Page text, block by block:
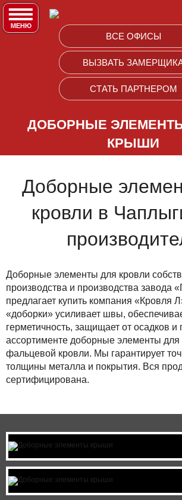
МЕНЮ
ПРОДУКЦИЯ
ПРОФЛИСТ ФИГУРНЫЙ
МЕТАЛЛОЧЕРЕПИЦА
САЙДИНГ ВИНИЛОВЫЙ
ФИБРОЦЕМЕНТНЫЙ САЙДИНГ
СЭНДВИЧ ПАНЕЛИ
ДОБОРНЫЕ ЭЛЕМЕНТЫ
ЕВРОШТАКЕТНИК
ПАНЕЛЬНЫЕ ОГРАЖДЕНИЯ
ФАЛЬЦЕВАЯ КРОВЛЯ
КОМПОЗИТНАЯ ЧЕРЕПИЦА
КОМПЛЕКТУЮЩИЕ ДЛЯ КРОВЛИ
ПОСТАВКИ В ГОРОДА РФ
МОНТАЖ ЗАБОРОВ
МОНТАЖ КРОВЛИ
СЭНДВИЧ ПАНЕЛИ
ДОБОРНЫЕ ЭЛЕМЕНТЫ
ЕВРОШТАКЕТНИК
ПАНЕЛЬНЫЕ ОГРАЖДЕНИЯ
МЯГКАЯ КРОВЛЯ
ФАСАДНЫЕ ПАНЕЛИ
ПРАЙС-ЛИСТ ФАСАДНЫЕ
ВСЕ ОФИСЫ
ВЫЗВАТЬ
СТАТЬ ПАРТНЕРОМ
ДОБОРНЫЕ
КРЫШИ
Доборные
кровли в
Доборные элементы для кровли
производства и производства завода
предлагает купить компания «Кровля
«доборки» усиливает швы,
герметичность, защищает от осадков
ассортименте доборные элементы для
фальцевой кровли. Мы гарантирует
толщины металла и покрытия. Вся
сертифицирована.